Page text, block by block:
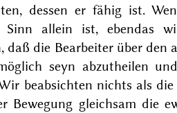
dessen er fähig ist.
Sinn allein ist, ebendas
daß die Bearbeiter über
seyn abzutheilen
beabsichten nichts als die
Bewegung gleichsam die